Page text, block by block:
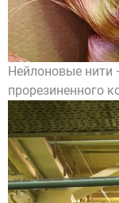
Нейлоновые нити
прорезиненного